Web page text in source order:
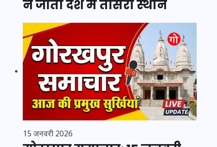
ने जीता देश में तीसरा स्थान
15 जनवरी 2026